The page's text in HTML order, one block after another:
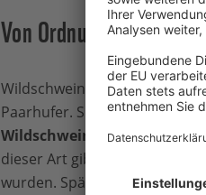
Von Ordnungen,
Wildschweine sind die
Paarhufer. Sie
kommen auf
Wildschwein
(Sus scrofa)ist
dieser Art gibt es
wurden. Später wurden sie